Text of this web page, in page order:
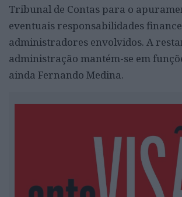
Tribunal de Contas para o
eventuais responsabilidades
administradores envolvidos. A
administração mantém-se em
ainda Fernando Medina.